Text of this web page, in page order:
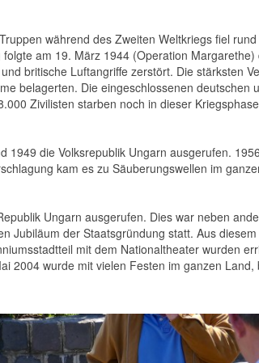
während des Zweiten Weltkriegs fiel
am 19. März 1944 (Operation
britische Luftangriffe zerstört. Die stärksten
belagerten. Die eingeschlossenen
Zivilisten starben noch in dieser
1949 die Volksrepublik Ungarn ausgerufen.
kam es zu Säuberungswellen im
Ungarn ausgerufen. Dies war neben
Jubiläum der Staatsgründung statt. Aus
mit dem Nationaltheater wurden
2004 wurde mit vielen Festen im ganzen